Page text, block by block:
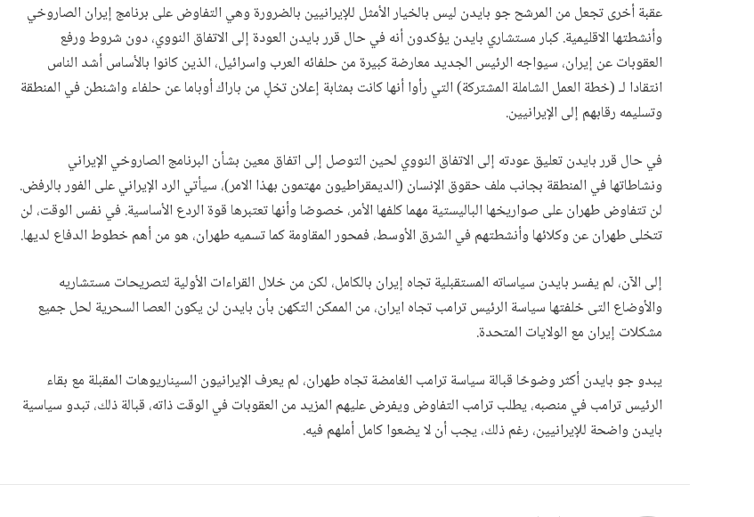
عقبة أخرى تجعل من المرشح جو بايدن ليس بالخيار الأمثل للإيرانيين بالضرورة وهي التفاوض على برنامج إيران الصاروخي
وأنشطتها الاقليمية. كبار مستشاري بايدن يؤكدون أنه في حال قرر بايدن العودة إلى الاتفاق النووي، دون شروط ورفع
العقوبات عن إيران، سيواجه الرئيس الجديد معارضة كبيرة من حلفائه العرب واسرائيل، الذين كانوا بالأساس أشد الناس
انتقادا لـ (خطة العمل الشاملة المشتركة) التي رأوا أنها كانت بمثابة إعلان تخلٍ من باراك أوباما عن حلفاء واشنطن في المنطقة
وتسليمه رقابهم إلى الإيرانيين.
في حال قرر بايدن تعليق عودته إلى الاتفاق النووي لحين التوصل إلى اتفاق معين بشأن البرنامج الصاروخي الإيراني
ونشاطاتها في المنطقة بجانب ملف حقوق الإنسان (الديمقراطيون مهتمون بهذا الامر)، سيأتي الرد الإيراني على الفور بالرفض.
لن تتفاوض طهران على صواريخها الباليستية مهما كلفها الأمر، خصوصًا وأنها تعتبرها قوة الردع الأساسية. في نفس الوقت، لن
تتخلى طهران عن وكلائها وأنشطتهم في الشرق الأوسط، فمحور المقاومة كما تسميه طهران، هو من أهم خطوط الدفاع لديها.
إلى الآن، لم يفسر بايدن سياساته المستقبلية تجاه إيران بالكامل، لكن من خلال القراءات الأولية لتصريحات مستشاريه
والأوضاع التى خلفتها سياسة الرئيس ترامب تجاه ايران، من الممكن التكهن بأن بايدن لن يكون العصا السحرية لحل جميع
مشكلات إيران مع الولايات المتحدة.
يبدو جو بايدن أكثر وضوحًا قبالة سياسة ترامب الغامضة تجاه طهران، لم يعرف الإيرانيون السيناريوهات المقبلة مع بقاء
الرئيس ترامب في منصبه، يطلب ترامب التفاوض ويفرض عليهم المزيد من العقوبات في الوقت ذاته، قبالة ذلك، تبدو سياسية
بايدن واضحة للإيرانيين، رغم ذلك، يجب أن لا يضعوا كامل أملهم فيه.